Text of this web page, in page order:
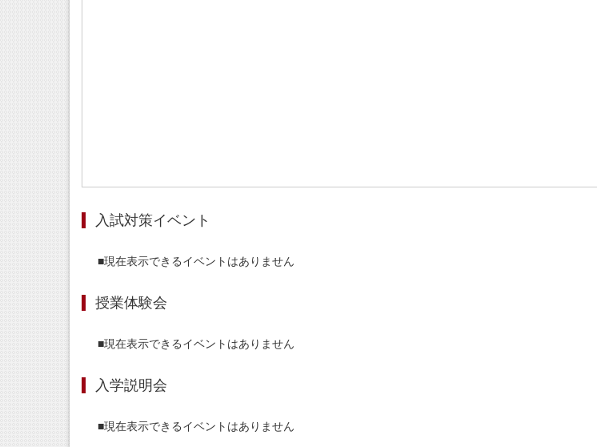
入試対策イベント
■現在表示できるイベントはありません
授業体験会
■現在表示できるイベントはありません
入学説明会
■現在表示できるイベントはありません